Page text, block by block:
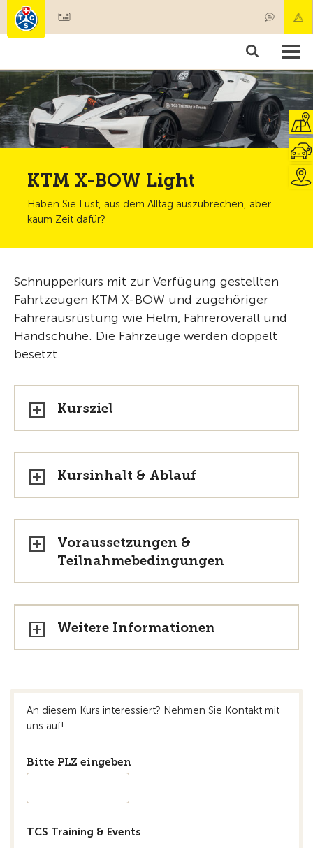
Produkte & Angebote
KTM X-BOW Light
Haben Sie Lust, aus dem Alltag auszubrechen, aber
kaum Zeit dafür?
Schnupperkurs mit zur Verfügung gestellten
Fahrtzeugen KTM X-BOW und zugehöriger
Fahrerausrüstung wie Helm, Fahreroverall und
Handschuhe. Die Fahrzeuge werden doppelt
besetzt.
Kursziel
Kursinhalt & Ablauf
Voraussetzungen &
Teilnahmebedingungen
Weitere Informationen
An diesem Kurs interessiert? Nehmen Sie Kontakt mit
uns auf!
Bitte PLZ eingeben
TCS Training & Events